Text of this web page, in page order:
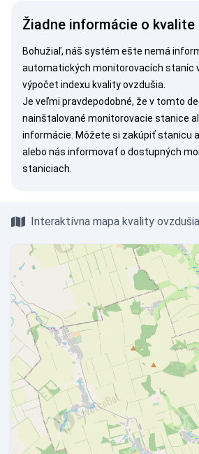
Žiadne informácie o kvalite
Bohužiaľ, náš systém ešte nemá
automatických monitorovacích staníc
výpočet indexu kvality ovzdušia.
Je veľmi pravdepodobné, že v tomto
nainštalované monitorovacie stanice
informácie. Môžete si zakúpiť stanicu
alebo nás informovaťo dostupných
staniciach.
Interaktívna mapa kvality